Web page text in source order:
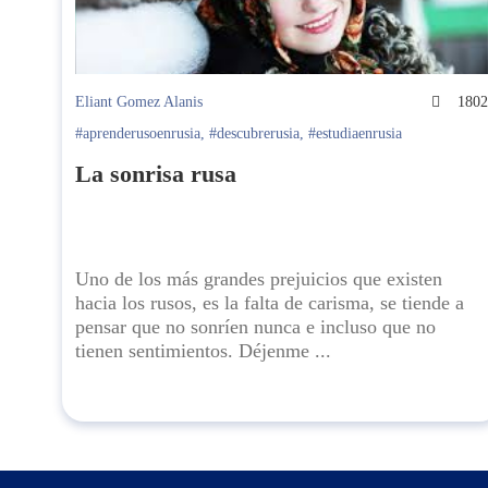
Eliant Gomez Alanis
1802
#aprenderusoenrusia, #descubrerusia, #estudiaenrusia
La sonrisa rusa
Uno de los más grandes prejuicios que existen
hacia los rusos, es la falta de carisma, se tiende a
pensar que no sonríen nunca e incluso que no
tienen sentimientos. Déjenme ...